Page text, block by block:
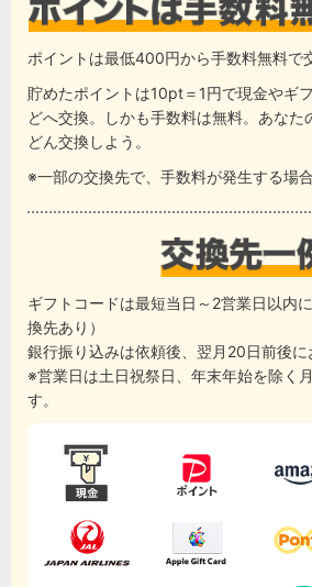
ポイントは最低400円から手数料無料で
貯めたポイントは10pt＝1円で現金やギ
どへ交換。しかも手数料は無料。あなた
どん交換しよう。
※一部の交換先で、手数料が発生する場
ギフトコードは最短当日～2営業日以内
換先あり）
銀行振り込みは依頼後、翌月20日前後に
※営業日は土日祝祭日、年末年始を除く
す。